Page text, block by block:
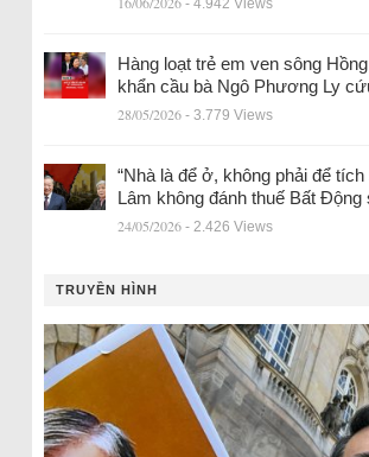
- 4.942 Views
Hàng loạt trẻ em ven sông
khẩn cầu bà Ngô Phương Ly
28/05/2026 - 3.779 Views
“Nhà là để ở, không phải để
Lâm không đánh thuế Bất Động
24/05/2026 - 2.426 Views
TRUYỀN HÌNH